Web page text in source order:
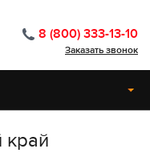
8 (800) 333-13-10
Заказать звонок
край